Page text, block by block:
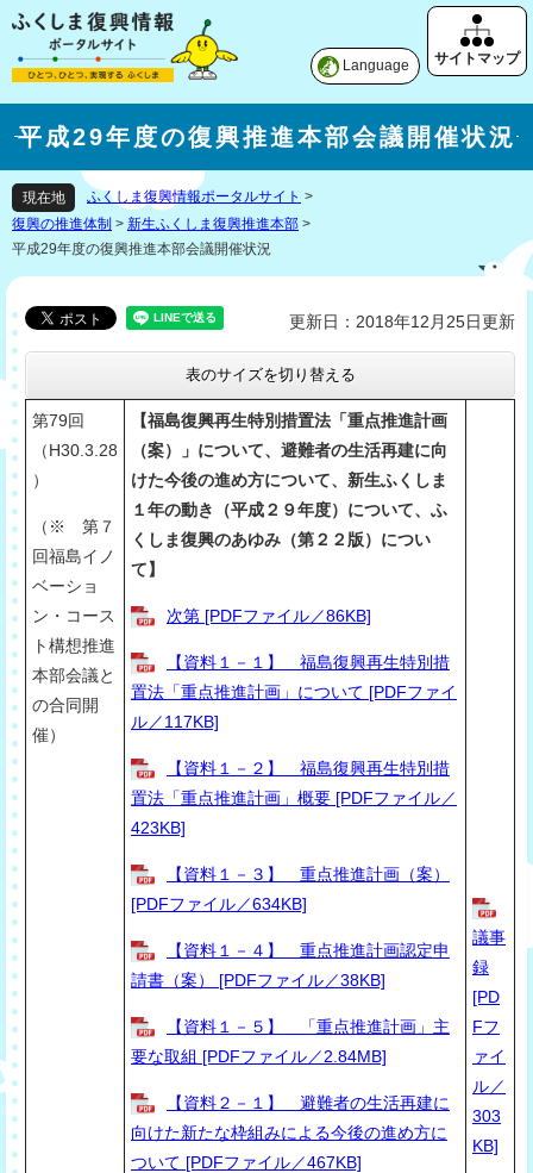
Language
平成29年度の復興推進本部会議開催状況
現在地 ふくしま復興情報ポータルサイト >
復興の推進体制 > 新生ふくしま復興推進本部 >
平成29年度の復興推進本部会議開催状況
更新日：2018年12月25日更新
表のサイズを切り替える
第79回
（H30.3.28
）
（※ 第７
回福島イノ
ベーショ
ン・コース
ト構想推進
本部会議と
の合同開
催）
【福島復興再生特別措置法「重点推進計画
（案）」について、避難者の生活再建に向
けた今後の進め方について、新生ふくしま
１年の動き（平成２９年度）について、ふ
くしま復興のあゆみ（第２２版）につい
て】
次第 [PDFファイル／86KB]
【資料１－１】 福島復興再生特別措
置法「重点推進計画」について [PDFファイ
ル／117KB]
【資料１－２】 福島復興再生特別措
置法「重点推進計画」概要 [PDFファイル／
423KB]
【資料１－３】 重点推進計画（案）
[PDFファイル／634KB]
【資料１－４】 重点推進計画認定申
請書（案） [PDFファイル／38KB]
【資料１－５】 「重点推進計画」主
要な取組 [PDFファイル／2.84MB]
【資料２－１】 避難者の生活再建に
向けた新たな枠組みによる今後の進め方に
ついて [PDFファイル／467KB]
議事
録
[PD
Fフ
ァイ
ル／
303
KB]